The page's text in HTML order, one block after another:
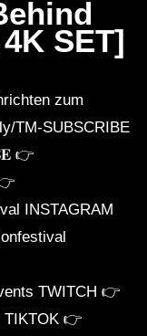
THEMBA @
LUCA DEA
SET]
zum
TM-SUBSCRIBE
👉
INSTAGRAM
TWITCH 👉
TIKTOK 👉